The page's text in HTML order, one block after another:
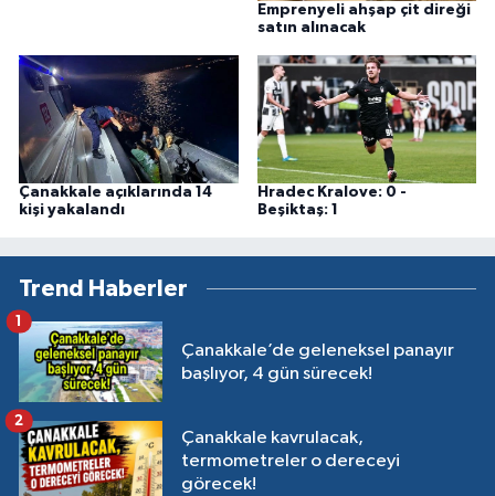
Emprenyeli ahşap çit direği
satın alınacak
Çanakkale açıklarında 14
kişi yakalandı
Hradec Kralove: 0 -
Beşiktaş: 1
Trend Haberler
Çanakkale’de geleneksel panayır
başlıyor, 4 gün sürecek!
1
Çanakkale kavrulacak,
termometreler o dereceyi
görecek!
2